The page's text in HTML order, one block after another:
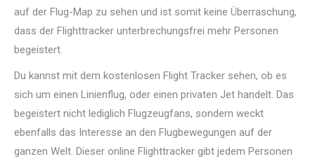
auf der Flug-Map zu sehen und ist somit keine Überraschung,
dass der Flighttracker unterbrechungsfrei mehr Personen
begeistert.
Du kannst mit dem kostenlosen Flight Tracker sehen, ob es
sich um einen Linienflug, oder einen privaten Jet handelt. Das
begeistert nicht lediglich Flugzeugfans, sondern weckt
ebenfalls das Interesse an den Flugbewegungen auf der
ganzen Welt. Dieser online Flighttracker gibt jedem Personen